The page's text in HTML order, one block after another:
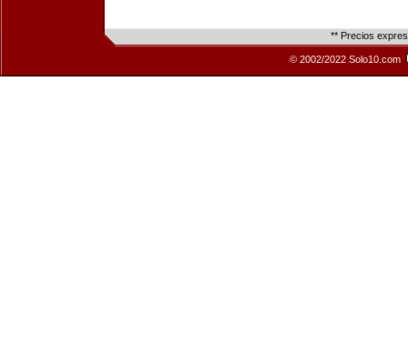
** Precios
© 2002/2022 Solo10.com